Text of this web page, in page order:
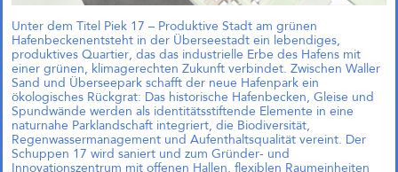
Richtfest für Das große kleine
Haus im Kreativquartier
München
Unter dem Titel Piek 17 – Produktive Stadt am grünen
Hafenbeckenentsteht in der Überseestadt ein lebendiges,
produktives Quartier, das das industrielle Erbe des Hafens mit
einer grünen, klimagerechten Zukunft verbindet. Zwischen Waller
Sand und Überseepark schafft der neue Hafenpark ein
ökologisches Rückgrat: Das historische Hafenbecken, Gleise und
Spundwände werden als identitätsstiftende Elemente in eine
naturnahe Parklandschaft integriert, die Biodiversität,
Regenwassermanagement und Aufenthaltsqualität vereint. Der
Schuppen 17 wird saniert und zum Gründer- und
Innovationszentrum mit offenen Hallen, flexiblen Raumeinheiten